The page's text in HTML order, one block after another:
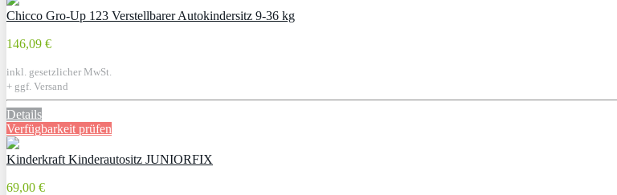
Chicco Gro-Up 123 Verstellbarer Autokindersitz 9-36 kg
146,09 €
inkl. gesetzlicher MwSt.
+ ggf. Versand
Details
Verfügbarkeit prüfen
Kinderkraft Kinderautositz JUNIORFIX
69,00 €